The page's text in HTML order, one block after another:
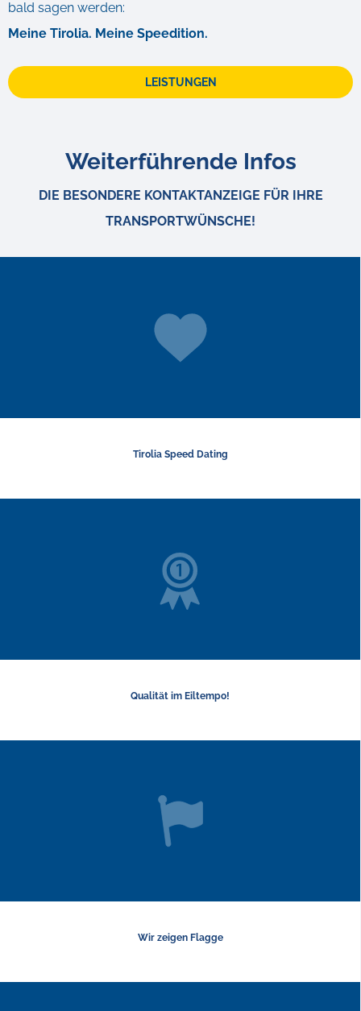
bald sagen werden:
Meine Tirolia. Meine Speedition.
LEISTUNGEN
Weiterführende Infos
DIE BESONDERE KONTAKTANZEIGE FÜR IHRE
TRANSPORTWÜNSCHE!
Tirolia Speed Dating
Qualität im Eiltempo!
Wir zeigen Flagge